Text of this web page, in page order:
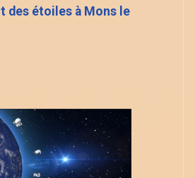
des étoiles à Mons le